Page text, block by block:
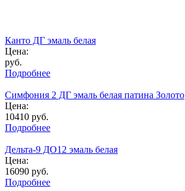
Канто ДГ эмаль белая
Цена:
руб.
Подробнее
Симфония 2 ДГ эмаль белая патина Золото
Цена:
10410 руб.
Подробнее
Дельта-9 ДО12 эмаль белая
Цена:
16090 руб.
Подробнее